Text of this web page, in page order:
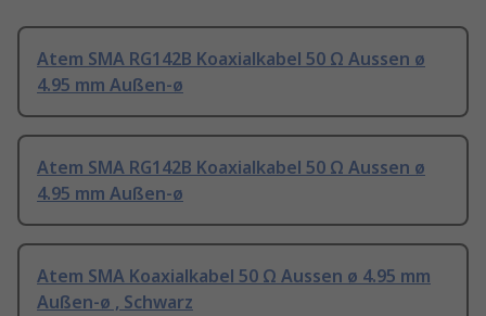
Atem SMA RG142B Koaxialkabel 50 Ω Aussen ø
4.95 mm Außen-ø
Atem SMA RG142B Koaxialkabel 50 Ω Aussen ø
4.95 mm Außen-ø
Atem SMA Koaxialkabel 50 Ω Aussen ø 4.95 mm
Außen-ø , Schwarz